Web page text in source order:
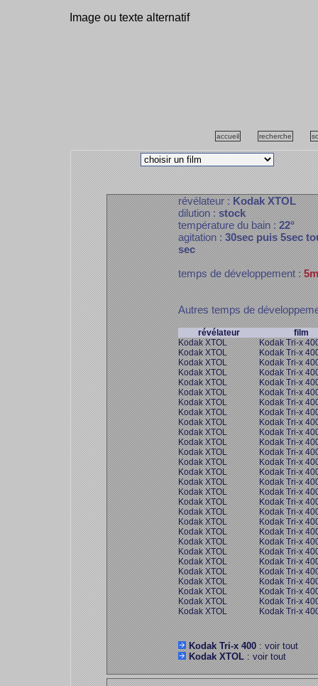
Image ou texte alternatif
accueil recherche
révélateur :Kodak XTOL
dilution :stock
température du bain :22°
agitation :30sec puis 5sec
sec
temps de développement :
Autres temps de
révélateur
film
Kodak XTOL
Kodak Tri-x
Kodak XTOL
Kodak Tri-x
Kodak XTOL
Kodak Tri-x
Kodak XTOL
Kodak Tri-x
Kodak XTOL
Kodak Tri-x
Kodak XTOL
Kodak Tri-x
Kodak XTOL
Kodak Tri-x
Kodak XTOL
Kodak Tri-x
Kodak XTOL
Kodak Tri-x
Kodak XTOL
Kodak Tri-x
Kodak XTOL
Kodak Tri-x
Kodak XTOL
Kodak Tri-x
Kodak XTOL
Kodak Tri-x
Kodak XTOL
Kodak Tri-x
Kodak XTOL
Kodak Tri-x
Kodak XTOL
Kodak Tri-x
Kodak XTOL
Kodak Tri-x
Kodak XTOL
Kodak Tri-x
Kodak XTOL
Kodak Tri-x
Kodak XTOL
Kodak Tri-x
Kodak XTOL
Kodak Tri-x
Kodak XTOL
Kodak Tri-x
Kodak XTOL
Kodak Tri-x
Kodak XTOL
Kodak Tri-x
Kodak XTOL
Kodak Tri-x
Kodak XTOL
Kodak Tri-x
Kodak XTOL
Kodak Tri-x
Kodak XTOL
Kodak Tri-x
Kodak Tri-x 400: voir tout
Kodak XTOL: voir tout